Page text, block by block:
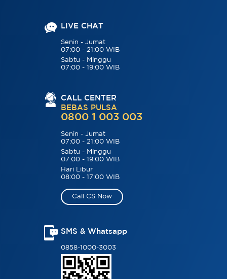
LIVE CHAT
Senin - Jumat
07:00 - 21:00 WIB
Sabtu - Minggu
07:00 - 19:00 WIB
CALL CENTER
BEBAS PULSA
0800 1 003 003
Senin - Jumat
07:00 - 21:00 WIB
Sabtu - Minggu
07:00 - 19:00 WIB
Hari Libur
08:00 - 17:00 WIB
Call CS Now
SMS & Whatsapp
0858-1000-3003